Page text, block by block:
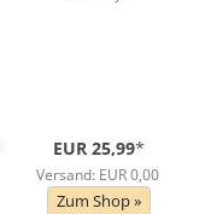
EUR 25,99*
Versand: EUR 0,00
Zum Shop »